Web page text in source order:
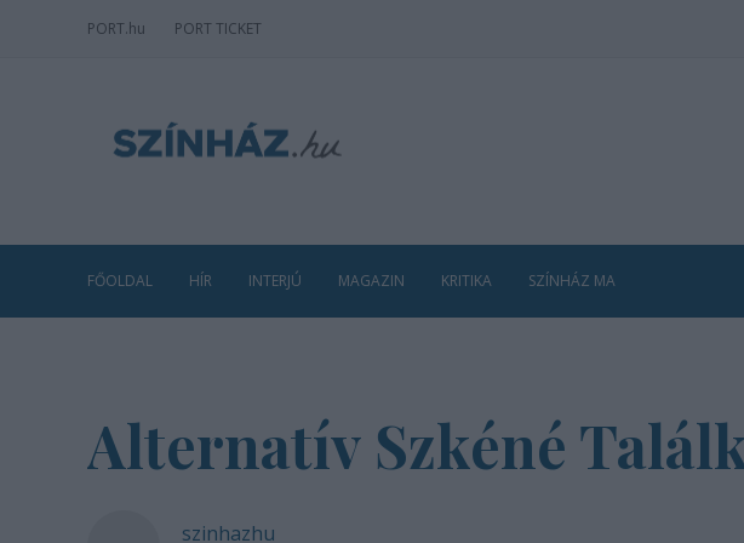
PORT.hu PORT TICKET
FŐOLDAL HÍR INTERJÚ MAGAZIN KRITIKA SZÍNHÁZ MA
Alternatív Szkéné
szinhazhu